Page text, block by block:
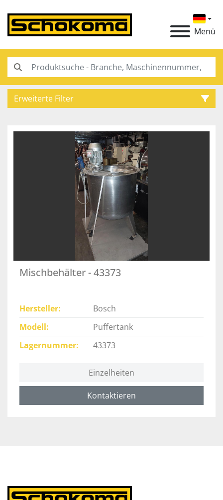
Menü
Erweiterte Filter
Mischbehälter - 43373
Hersteller
Bosch
Modell
Puffertank
Lagernummer
43373
Einzelheiten
Kontaktieren